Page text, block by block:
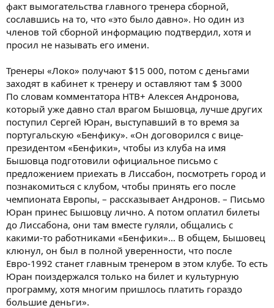
факт вымогательства главного тренера сборной,
сославшись на то, что «это было давно». Но один из
членов той сборной информацию подтвердил, хотя и
просил не называть его имени.
Тренеры «Локо» получают $15 000, потом с деньгами
заходят в кабинет к тренеру и оставляют там $ 3000
По словам комментатора НТВ+ Алексея Андронова,
который уже давно стал врагом Бышовца, лучше других
поступил Сергей Юран, выступавший в то время за
португальскую «Бенфику». «Он договорился с вице-
президентом «Бенфики», чтобы из клуба на имя
Бышовца подготовили официальное письмо с
предложением приехать в Лиссабон, посмотреть город и
познакомиться с клубом, чтобы принять его после
чемпионата Европы, – рассказывает Андронов. – Письмо
Юран принес Бышовцу лично. А потом оплатил билеты
до Лиссабона, они там вместе гуляли, общались с
какими-то работниками «Бенфики»… В общем, Бышовец
клюнул, он был в полной уверенности, что после
Евро-1992 станет главным тренером в этом клубе. То есть
Юран поиздержался только на билет и культурную
программу, хотя многим пришлось платить гораздо
большие деньги».